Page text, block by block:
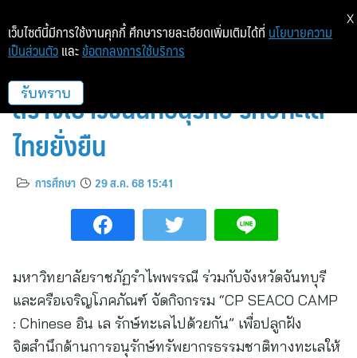
ม.รำไพฯ ผนึกกำลังซีพี-จันทบุรี
สร้างเยาวชนนักอนุรักษ์ รักษ์ทะเล
ไทยยั่งยืน
การศึกษา 29 ส.ค. 68 15:41
มหาวิทยาลัยราชภัฏรำไพพรรณี ร่วมกับจังหวัดจันทบุรี
และครือเจริญโภคภัณฑ์ จัดกิจกรรม “CP SEACO CAMP
: Chinese อิน เล รักษ์ทะเลไปด้วยกัน” เพื่อปลูกฝัง
จิตสำนึกด้านการอนุรักษ์ทรัพยากรธรรมชาติทางทะเลให้
เว็บไซต์นี้มีการใช้งานคุกกี้ ศึกษารายละเอียดเพิ่มเติมได้ที่ นโยบายความ
เป็นส่วนตัว และ ข้อตกลงการใช้บริการ
รับทราบ
X